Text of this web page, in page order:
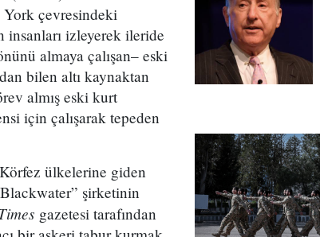
York çevresindeki
izleyerek ileride
almaya çalışan– eski
bilen altı kaynaktan
almış eski kurt
için çalışarak tepeden
ülkelerine giden
şirketinin
gazetesi tarafından